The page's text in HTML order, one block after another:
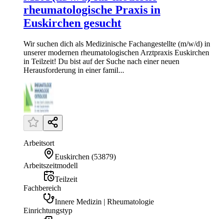
rheumatologische Praxis in
Euskirchen gesucht
Wir suchen dich als Medizinische Fachangestellte (m/w/d) in
unserer modernen rheumatologischen Arztpraxis Euskirchen
in Teilzeit! Du bist auf der Suche nach einer neuen
Herausforderung in einer famil...
Arbeitsort
Euskirchen (53879)
Arbeitszeitmodell
Teilzeit
Fachbereich
Innere Medizin | Rheumatologie
Einrichtungstyp